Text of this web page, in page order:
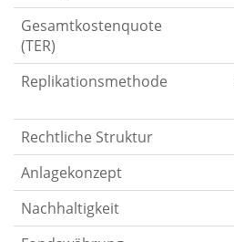
Gesamtkostenquote
(TER)
Replikationsmethode
Rechtliche Struktur
Anlagekonzept
Nachhaltigkeit